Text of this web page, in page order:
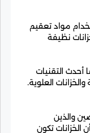
مواد تعقيم
نظيفة
أحدث التقنيات
العلوية.
والذين
الخزانات تكون